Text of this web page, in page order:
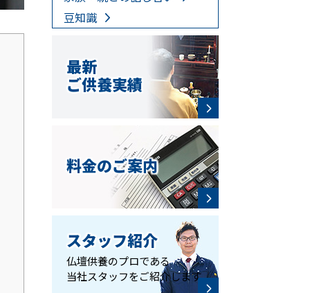
豆知識
最新
ご供養実績
料金のご案内
スタッフ紹介
仏壇供養のプロである
当社スタッフをご紹介します